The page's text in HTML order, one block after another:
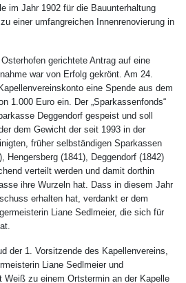
im Jahr 1902 für die Bauunterhaltung
einer umfangreichen Innenrenovierung in
gerichtete Antrag auf eine
war von Erfolg gekrönt. Am 24.
eine Spende aus dem
1.000 Euro ein. Der „Sparkassenfonds“
Deggendorf gespeist und soll
dem Gewicht der seit 1993 in der
früher selbständigen Sparkassen
Hengersberg (1841), Deggendorf (1842)
verteilt werden und damit dorthin
ihre Wurzeln hat. Dass in diesem Jahr
erhalten hat, verdankt er dem
Liane Sedlmeier, die sich für
der 1. Vorsitzende des Kapellenvereins,
Liane Sedlmeier und
Weiß zu einem Ortstermin an der Kapelle